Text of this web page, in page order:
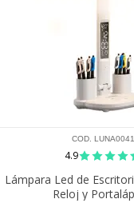
COD. LUNA0041
4.9
Lámpara Led de
Reloj y